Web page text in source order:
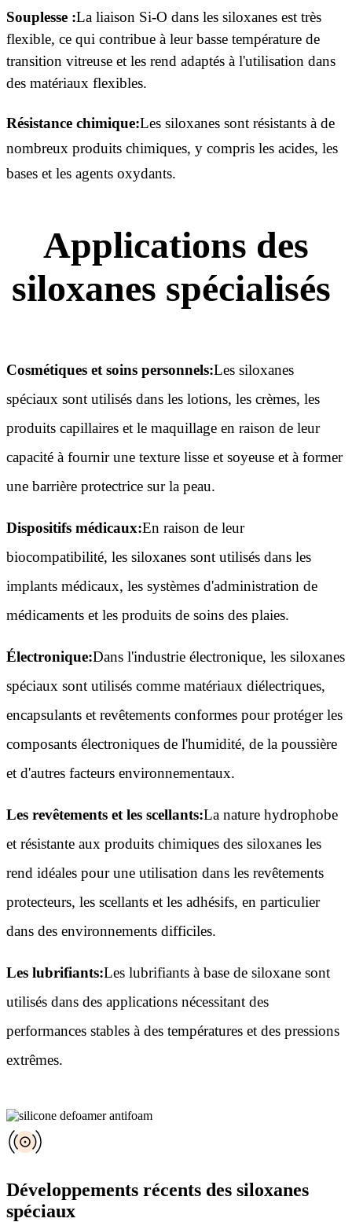
Souplesse :La liaison Si-O dans les siloxanes est très
flexible, ce qui contribue à leur basse température de
transition vitreuse et les rend adaptés à l'utilisation dans
des matériaux flexibles.
Résistance chimique:Les siloxanes sont résistants à de
nombreux produits chimiques, y compris les acides, les
bases et les agents oxydants.
Applications des
siloxanes spécialisés
Cosmétiques et soins personnels:Les siloxanes
spéciaux sont utilisés dans les lotions, les crèmes, les
produits capillaires et le maquillage en raison de leur
capacité à fournir une texture lisse et soyeuse et à former
une barrière protectrice sur la peau.
Dispositifs médicaux:En raison de leur
biocompatibilité, les siloxanes sont utilisés dans les
implants médicaux, les systèmes d'administration de
médicaments et les produits de soins des plaies.
Électronique:Dans l'industrie électronique, les siloxanes
spéciaux sont utilisés comme matériaux diélectriques,
encapsulants et revêtements conformes pour protéger les
composants électroniques de l'humidité, de la poussière
et d'autres facteurs environnementaux.
Les revêtements et les scellants:La nature hydrophobe
et résistante aux produits chimiques des siloxanes les
rend idéales pour une utilisation dans les revêtements
protecteurs, les scellants et les adhésifs, en particulier
dans des environnements difficiles.
Les lubrifiants:Les lubrifiants à base de siloxane sont
utilisés dans des applications nécessitant des
performances stables à des températures et des pressions
extrêmes.
Développements récents des siloxanes
spéciaux